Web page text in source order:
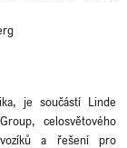
je součástí Linde
celosvětového
vozíků a řešení pro